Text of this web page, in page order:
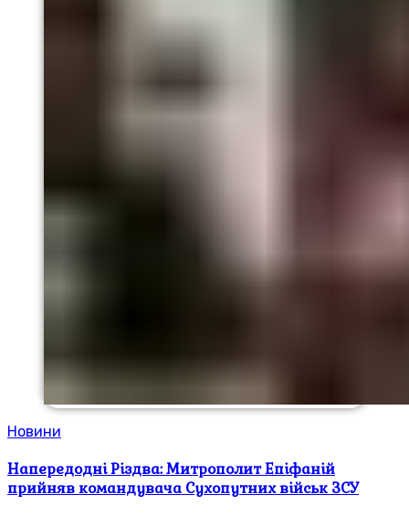
Новини
Напередодні Різдва: Митрополит Епіфаній
прийняв командувача Сухопутних військ ЗСУ